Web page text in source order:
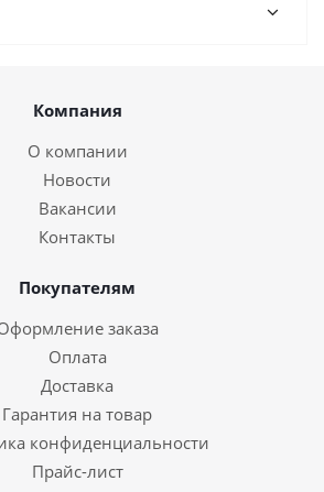
Компания
О компании
Новости
Вакансии
Контакты
Покупателям
заказа
Оплата
Доставка
Гарантия на товар
конфиденциальности
Прайс-лист